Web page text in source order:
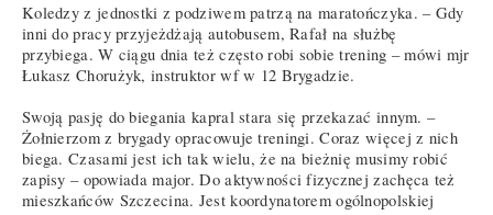
Koledzy z jednostki z podziwem patrzą na maratończyka. – Gdy
inni do pracy przyjeżdżają autobusem, Rafał na służbę
przybiega. W ciągu dnia też często robi sobie trening – mówi mjr
Łukasz Chorużyk, instruktor wf w 12 Brygadzie.
Swoją pasję do biegania kapral stara się przekazać innym. –
Żołnierzom z brygady opracowuje treningi. Coraz więcej z nich
biega. Czasami jest ich tak wielu, że na bieżnię musimy robić
zapisy – opowiada major. Do aktywności fizycznej zachęca też
mieszkańców Szczecina. Jest koordynatorem ogólnopolskiej